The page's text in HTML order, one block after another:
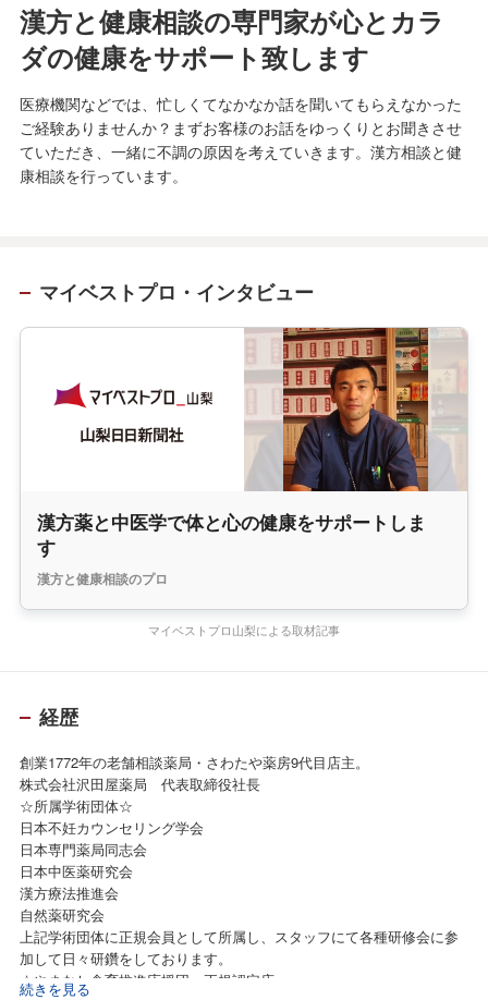
漢方と健康相談の専門家が心とカラ
ダの健康をサポート致します
医療機関などでは、忙しくてなかなか話を聞いてもらえなかった
ご経験ありませんか？まずお客様のお話をゆっくりとお聞きさせ
ていただき、一緒に不調の原因を考えていきます。漢方相談と健
康相談を行っています。
マイベストプロ・インタビュー
漢方薬と中医学で体と心の健康をサポートしま
す
漢方と健康相談のプロ
マイベストプロ山梨による取材記事
経歴
創業1772年の老舗相談薬局・さわたや薬房9代目店主。
株式会社沢田屋薬局 代表取締役社長
☆所属学術団体☆
日本不妊カウンセリング学会
日本専門薬局同志会
日本中医薬研究会
漢方療法推進会
自然薬研究会
上記学術団体に正規会員として所属し、スタッフにて各種研修会に参
加して日々研鑽をしております。
☆やまなし食育推進応援団 正規認定店
続きを見る